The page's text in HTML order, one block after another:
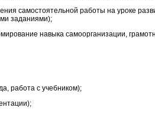
самостоятельной работы на уроке
заданиями);
навыка самоорганизации,
работа с учебником);